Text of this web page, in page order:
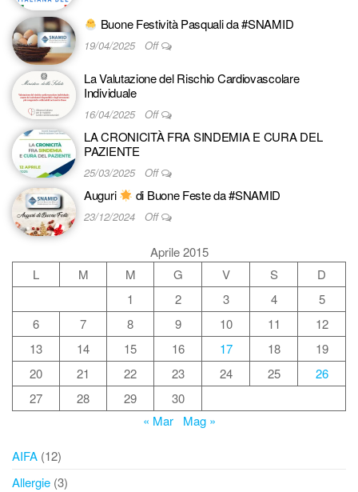
Buone Festività Pasquali da #SNAMID
19/04/2025 Off
La Valutazione del Rischio Cardiovascolare
Individuale
16/04/2025 Off
LA CRONICITÀ FRA SINDEMIA E CURA DEL
PAZIENTE
25/03/2025 Off
Auguri di Buone Feste da #SNAMID
23/12/2024 Off
Aprile 2015
L
M M G V S
D
1
2 3 4
5
6
7 8 9 10 11
12
13
14 15 16 17 18
19
20
21 22 23 24 25
26
27
28 29
30
« Mar
Mag »
AIFA (12)
Allergie (3)